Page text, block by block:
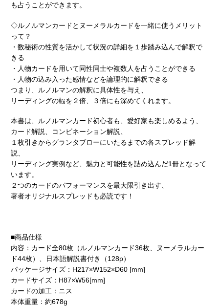
も占うことができます。
◇ルノルマンカードとヌーメラルカードを一緒に使うメリット
って？
・数秘術の性質を活かして状況の詳細を１歩踏み込んで解釈で
きる
・人物カードを用いて同性同士や複数人を占うことができる
・人物の込み入った感情などを論理的に解釈できる
つまり、ルノルマンの解釈に具体性を与え、
リーディングの幅を２倍、３倍にも深めてくれます。
本書は、ルノルマンカード初心者も、愛好家も楽しめるよう、
カード解説、コンビネーション解説、
１枚引きからグランタブローにいたるまでの各スプレッド解
説、
リーディング実例など、魅力と可能性を詰め込んだ1冊となって
います。
２つのカードのパフォーマンスを最大限引き出す、
著者オリジナルスプレッドも必読です！
■商品仕様
内容：カード全80枚（ルノルマンカード36枚、ヌーメラルカー
ド44枚）、日本語解説書付き（128p）
パッケージサイズ：H217×W152×D60 [mm]
カードサイズ：H87×W56[mm]
カードの加工：ニス
本体重量：約678g